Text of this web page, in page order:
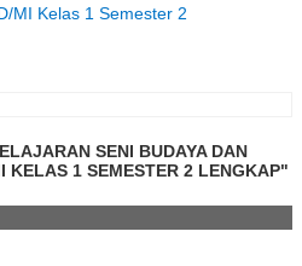
MI Kelas 1 Semester 2
SENI BUDAYA DAN
KELAS 1 SEMESTER 2 LENGKAP"